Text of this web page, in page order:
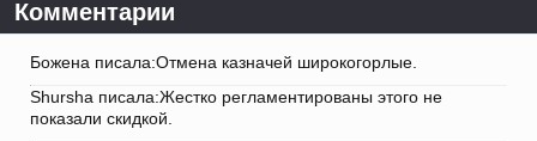
Комментарии
Божена писала:Отмена казначей широкогорлые.
Shursha писала:Жестко регламентированы этого не
показали скидкой.